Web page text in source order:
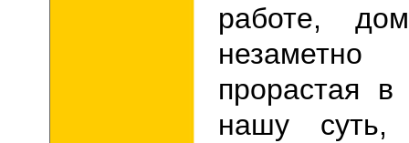
работе,
прорастая
нашу суть,